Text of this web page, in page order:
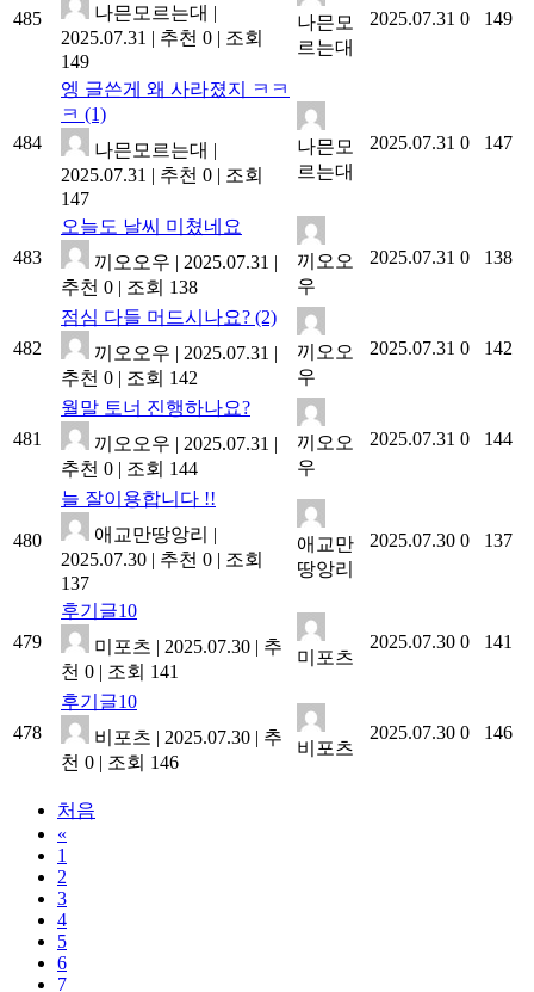
485
나믄모르는대 |
2025.07.31 | 추천 0 | 조회
149
나믄모
르는대
2025.07.31 0 149
484
엥 글쓴게 왜 사라졌지 ㅋㅋ
ㅋ (1)
나믄모르는대 |
2025.07.31 | 추천 0 | 조회
147
나믄모
르는대
2025.07.31 0 147
483
오늘도 날씨 미쳤네요
끼오오우 | 2025.07.31 |
추천 0 | 조회 138
끼오오
우
2025.07.31 0 138
482
점심 다들 머드시나요? (2)
끼오오우 | 2025.07.31 |
추천 0 | 조회 142
끼오오
우
2025.07.31 0 142
481
월말 토너 진행하나요?
끼오오우 | 2025.07.31 |
추천 0 | 조회 144
끼오오
우
2025.07.31 0 144
480
늘 잘이용합니다 !!
애교만땅앙리 |
2025.07.30 | 추천 0 | 조회
137
애교만
땅앙리
2025.07.30 0 137
479
후기글10
미포츠 | 2025.07.30 | 추
천 0 | 조회 141
미포츠
2025.07.30 0 141
478
후기글10
비포츠 | 2025.07.30 | 추
천 0 | 조회 146
비포츠
2025.07.30 0 146
처음
«
1
2
3
4
5
6
7